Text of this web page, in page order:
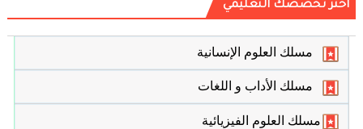
اختر تخصصك التعليمي
مسلك العلوم الإنسانية
مسلك الأداب و اللغات
مسلك العلوم الفيزيائية